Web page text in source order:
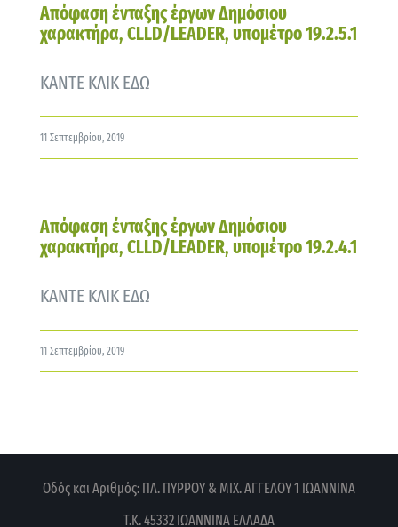
Απόφαση ένταξης έργων Δημόσιου
χαρακτήρα, CLLD/LEADER, υπομέτρο 19.2.5.1
ΚΑΝΤΕ ΚΛΙΚ ΕΔΩ
11 Σεπτεμβρίου, 2019
Απόφαση ένταξης έργων Δημόσιου
χαρακτήρα, CLLD/LEADER, υπομέτρο 19.2.4.1
ΚΑΝΤΕ ΚΛΙΚ ΕΔΩ
11 Σεπτεμβρίου, 2019
Οδός και Αριθμός: ΠΛ. ΠΥΡΡΟΥ & ΜΙΧ. ΑΓΓΕΛΟΥ 1 ΙΩΑΝΝΙΝΑ
Τ.Κ. 45332 ΙΩΑΝΝΙΝΑ ΕΛΛΑΔΑ